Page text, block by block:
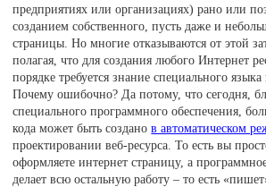
предприятиях или организациях) рано или
созданием собственного, пусть даже и
страницы. Но многие отказываются от этой
полагая, что для создания любого Интернет
порядке требуется знание специального
Почему ошибочно? Да потому, что сегодня,
специального программного обеспечения,
кода может быть созданов автоматическом
проектировании веб-ресурса. То есть вы
оформляете интернет страницу, а
делает всю остальную работу – то есть